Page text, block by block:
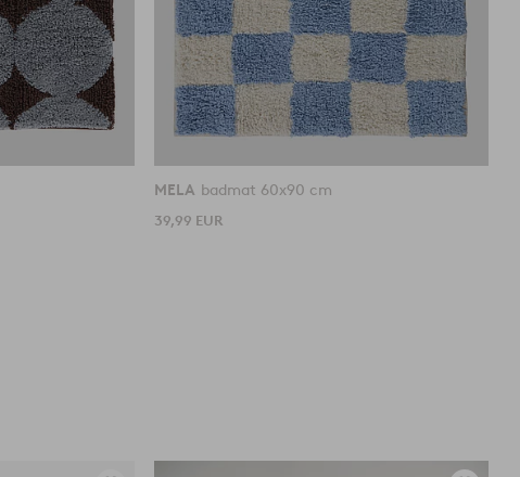
MELA badmat 60x90 cm
39,99 EUR